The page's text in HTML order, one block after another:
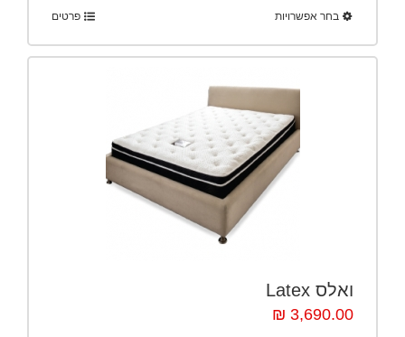
בחר אפשרויות פרטים
ואלס Latex
3,690.00 ₪